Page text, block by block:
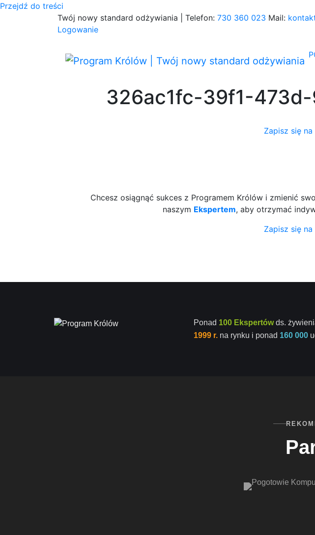
Przejdź do treści
Twój nowy standard odżywiania | Telefon: 730 360 023 Mail:
Logowanie
326ac1fc-39f1-
Zapisz się
Chcesz osiągnąć sukces z Programem Królów i zmienić
naszym Ekspertem, aby otrzymać
Zapisz się
Ponad 100 Ekspertówds.
1999 r.na rynku i ponad 160 000